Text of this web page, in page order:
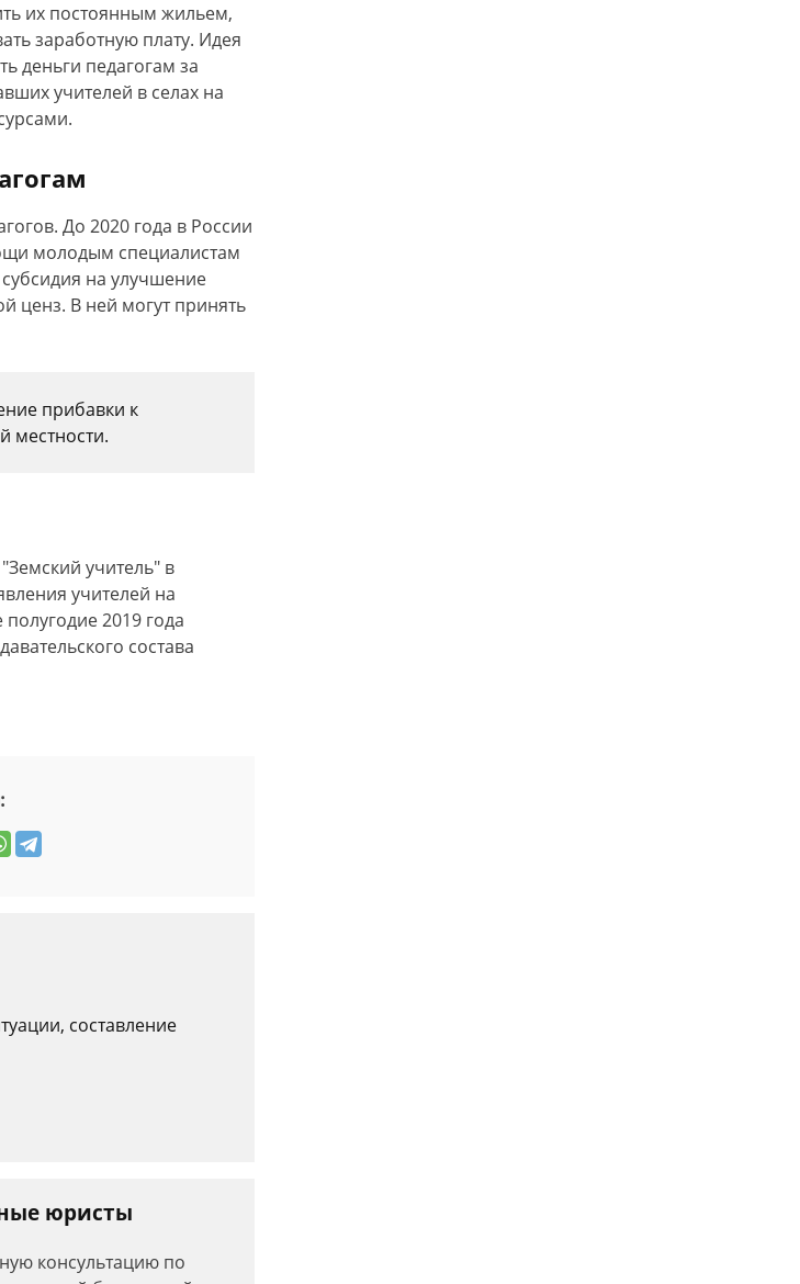
их постоянным жильем,
заработную плату. Идея
деньги педагогам за
учителей в селах на
До 2020 года в России
молодым специалистам
на улучшение
ценз. В ней могут принять
прибавки к
местности.
учитель" в
учителей на
2019 года
состава
составление
юристы
консультацию по